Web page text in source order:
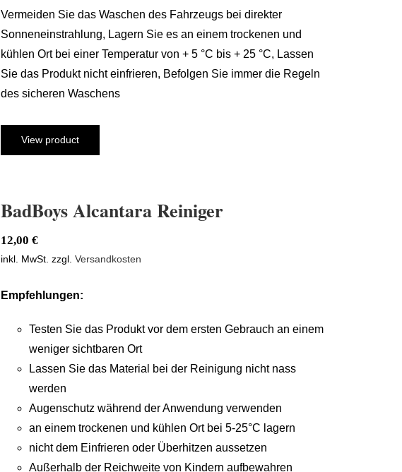
Vermeiden Sie das Waschen des Fahrzeugs bei direkter
Sonneneinstrahlung, Lagern Sie es an einem trockenen und
kühlen Ort bei einer Temperatur von + 5 °C bis + 25 °C, Lassen
Sie das Produkt nicht einfrieren, Befolgen Sie immer die Regeln
des sicheren Waschens
View product
BadBoys Alcantara Reiniger
12,00 €
inkl. MwSt. zzgl. Versandkosten
Empfehlungen:
Testen Sie das Produkt vor dem ersten Gebrauch an einem
weniger sichtbaren Ort
Lassen Sie das Material bei der Reinigung nicht nass
werden
Augenschutz während der Anwendung verwenden
an einem trockenen und kühlen Ort bei 5-25°C lagern
nicht dem Einfrieren oder Überhitzen aussetzen
Außerhalb der Reichweite von Kindern aufbewahren